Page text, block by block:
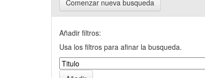
Comenzar nueva busqueda
Añadir filtros:
Usa los filtros para afinar la busqueda.